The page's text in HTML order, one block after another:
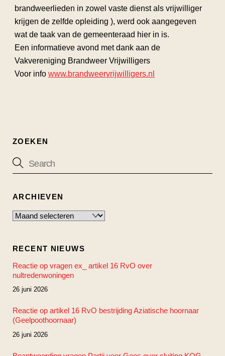
brandweerlieden in zowel vaste dienst als vrijwilliger
krijgen de zelfde opleiding ), werd ook aangegeven
wat de taak van de gemeenteraad hier in is.
Een informatieve avond met dank aan de
Vakvereniging Brandweer Vrijwilligers
Voor infowww.brandweervrijwilligers.nl
ZOEKEN
ARCHIEVEN
Archieven
RECENT NIEUWS
Reactie op vragen ex_ artikel 16 RvO over
nultredenwoningen
26 juni 2026
Reactie op artikel 16 RvO bestrijding Aziatische hoornaar
(Geelpoothoornaar)
26 juni 2026